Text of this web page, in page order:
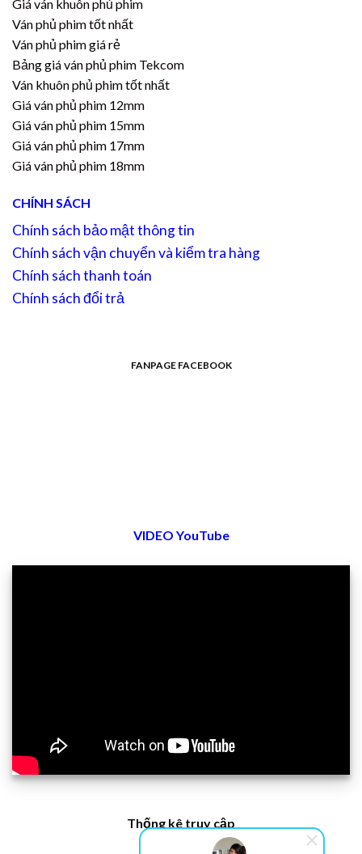
Giá ván khuôn phủ phim
Ván phủ phim tốt nhất
Ván phủ phim giá rẻ
Bảng giá ván phủ phim Tekcom
Ván khuôn phủ phim tốt nhất
Giá ván phủ phim 12mm
Giá ván phủ phim 15mm
Giá ván phủ phim 17mm
Giá ván phủ phim 18mm
CHÍNH SÁCH
Chính sách bảo mật thông tin
Chính sách vận chuyển và kiểm tra hàng
Chính sách thanh toán
Chính sách đổi trả
FANPAGE FACEBOOK
VIDEO YouTube
Thống kê truy cập